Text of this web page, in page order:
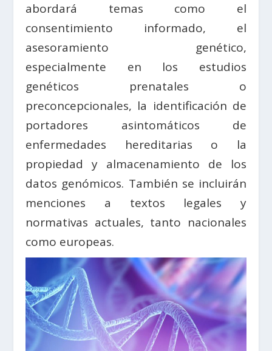
abordará temas como el
consentimiento informado, el
asesoramiento genético,
especialmente en los estudios
genéticos prenatales o
preconcepcionales, la identificación de
portadores asintomáticos de
enfermedades hereditarias o la
propiedad y almacenamiento de los
datos genómicos. También se incluirán
menciones a textos legales y
normativas actuales, tanto nacionales
como europeas.